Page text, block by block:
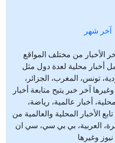
آخر شهر
الأخبار من مختلف المواقع
أخبار محلية لعدة دول مثل
تونس، المغرب، الجزائر،
وغيرها آخر خبر يتيح متابعة أخبار
أخبار عالمية، رياضة،
الأخبار المحلية والعالمية من
العربية، بي بي سي، سي ان
وغيرها